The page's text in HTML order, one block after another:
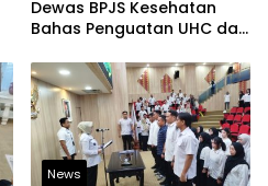
Dewas BPJS Kesehatan
Bahas Penguatan UHC dan
Kesehatan
News